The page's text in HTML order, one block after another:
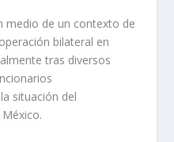
medio de un contexto de
bilateral en
tras diversos
situación del